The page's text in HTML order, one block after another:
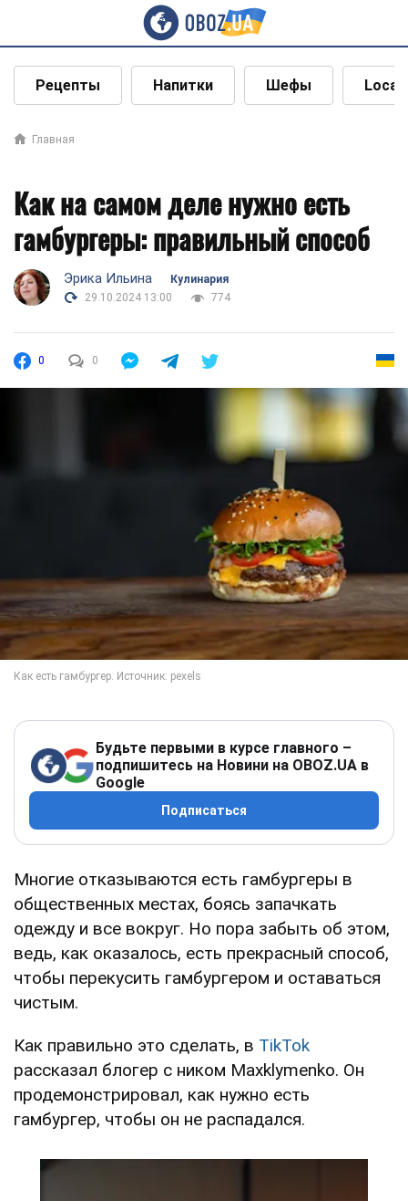
Рецепты Напитки Шефы Local
Главная
Как на самом деле нужно есть
гамбургеры: правильный способ
Эрика Ильина
Кулинария
29.10.2024 13:00
774
0 0
Будьте первыми в курсе главного –
подпишитесь на Новини на OBOZ.UA в
Google
Подписаться
Многие отказываются есть гамбургеры в
общественных местах, боясь запачкать
одежду и все вокруг. Но пора забыть об этом,
ведь, как оказалось, есть прекрасный способ,
чтобы перекусить гамбургером и оставаться
чистым.
Как правильно это сделать, в TikTok
рассказал блогер с ником Maxklymenko. Он
продемонстрировал, как нужно есть
гамбургер, чтобы он не распадался.